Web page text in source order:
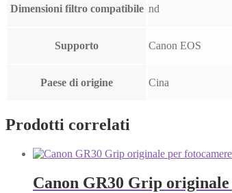
Dimensioni filtro compatibile nd
Supporto Canon EOS
Paese di origine Cina
Prodotti correlati
Canon GR30 Grip originale